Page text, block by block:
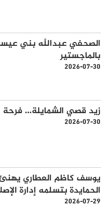
الصحفي عبدالله بني
بالماجستير
2026-07-30
زيد قصي الشمايلة… فرحة
2026-07-30
يوسف كاظم العطاري يهنئ
الحمايدة بتسلمه إدارة
2026-07-29